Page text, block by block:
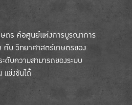
ษตร คือศูนย์แห่งการบูรณาการ
กับ วิทยาศาสตร์เกษตรของ
ดับความสามารถของระบบ
แข่งขันได้